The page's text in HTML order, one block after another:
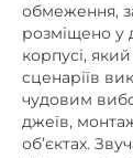
обмеження,
розміщено у
корпусі,
сценаріїв
чудовим
джеїв,
об’єктах.